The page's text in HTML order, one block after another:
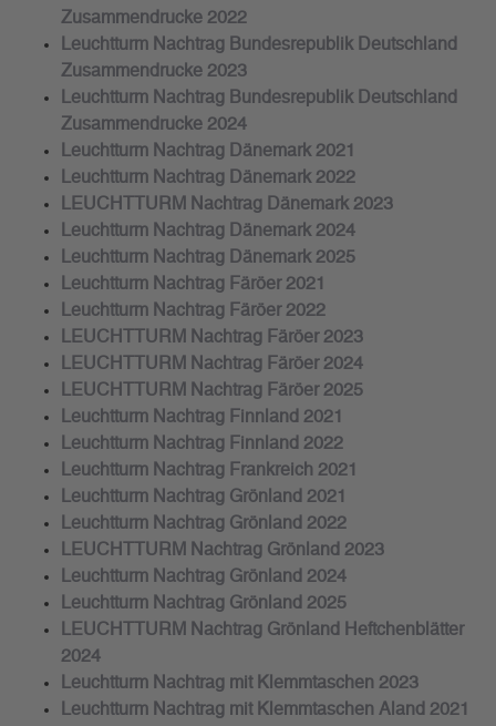
Zusammendrucke 2022
Leuchtturm Nachtrag Bundesrepublik Deutschland
Zusammendrucke 2023
Leuchtturm Nachtrag Bundesrepublik Deutschland
Zusammendrucke 2024
Leuchtturm Nachtrag Dänemark 2021
Leuchtturm Nachtrag Dänemark 2022
LEUCHTTURM Nachtrag Dänemark 2023
Leuchtturm Nachtrag Dänemark 2024
Leuchtturm Nachtrag Dänemark 2025
Leuchtturm Nachtrag Färöer 2021
Leuchtturm Nachtrag Färöer 2022
LEUCHTTURM Nachtrag Färöer 2023
LEUCHTTURM Nachtrag Färöer 2024
LEUCHTTURM Nachtrag Färöer 2025
Leuchtturm Nachtrag Finnland 2021
Leuchtturm Nachtrag Finnland 2022
Leuchtturm Nachtrag Frankreich 2021
Leuchtturm Nachtrag Grönland 2021
Leuchtturm Nachtrag Grönland 2022
LEUCHTTURM Nachtrag Grönland 2023
Leuchtturm Nachtrag Grönland 2024
Leuchtturm Nachtrag Grönland 2025
LEUCHTTURM Nachtrag Grönland Heftchenblätter
2024
Leuchtturm Nachtrag mit Klemmtaschen 2023
Leuchtturm Nachtrag mit Klemmtaschen Aland 2021